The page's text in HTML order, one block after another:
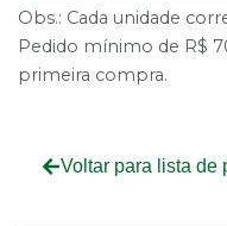
Obs.: Cada unidade
Pedido mínimo de R$
primeira compra.
Voltar para lista de